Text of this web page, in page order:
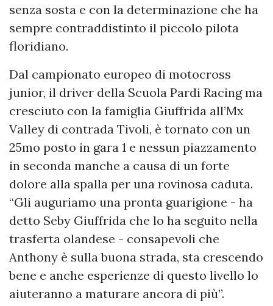
senza sosta e con la determinazione che ha
sempre contraddistinto il piccolo pilota
floridiano.
Dal campionato europeo di motocross
junior, il driver della Scuola Pardi Racing ma
cresciuto con la famiglia Giuffrida all’Mx
Valley di contrada Tivoli, è tornato con un
25mo posto in gara 1 e nessun piazzamento
in seconda manche a causa di un forte
dolore alla spalla per una rovinosa caduta.
“Gli auguriamo una pronta guarigione - ha
detto Seby Giuffrida che lo ha seguito nella
trasferta olandese - consapevoli che
Anthony è sulla buona strada, sta crescendo
bene e anche esperienze di questo livello lo
aiuteranno a maturare ancora di più”.